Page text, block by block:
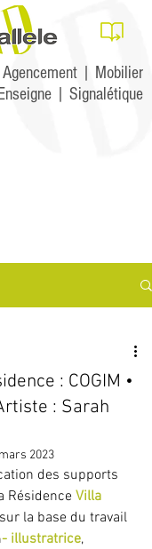
| Mobilier
Enseigne | Signalétique
: COGIM •
: Sarah
2023
des supports
Résidence Villa
sur la base du travail
- illustratrice,